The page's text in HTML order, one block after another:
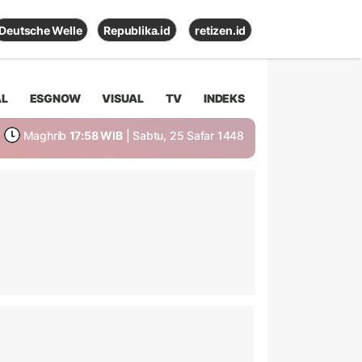
Deutsche Welle Republika.id retizen.id
ESGNOW VISUAL TV INDEKS
Maghrib 17:58 WIB | Sabtu, 25 Safar 1448